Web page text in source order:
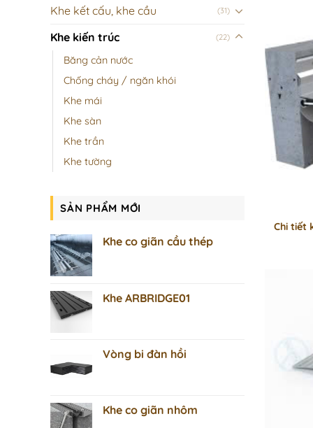
Khe kết cấu, khe cầu (31)
Khe kiến trúc (22)
Băng cản nước
Chống cháy / ngăn khói
Khe mái
Khe sàn
Khe trần
Khe tường
SẢN PHẨM MỚI
Khe co giãn cầu thép
Khe ARBRIDGE01
Vòng bi đàn hồi
Khe co giãn nhôm
Chi tiết